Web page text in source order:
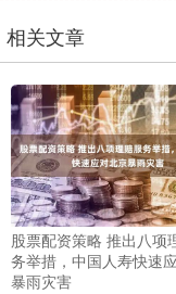
相关文章
股票配资策略 推出八项
务举措，中国人寿快速
暴雨灾害